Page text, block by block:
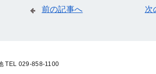
前の記事へ 次
TEL 029-858-1100